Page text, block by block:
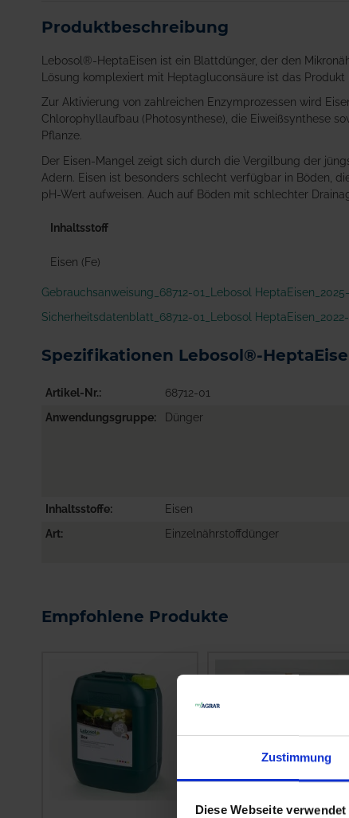
Zustimmung
Diese Webseite
springen
Produktbeschreibung
Lebosol®-HeptaEisen ist ein Blattdünger, der den
Lösung komplexiert mit Heptagluconsäure ist das Produkt
Zur Aktivierung von zahlreichen Enzymprozessen wird
Chlorophyllaufbau (Photosynthese), die Eiweißsynthese
Pflanze.
Der Eisen-Mangel zeigt sich durch die Vergilbung der
Adern. Eisen ist besonders schlecht verfügbar in Böden,
pH-Wert aufweisen. Auch auf Böden mit schlechter
Inhaltsstoff
Eisen (Fe)
Gebrauchsanweisung_68712-01_Lebosol
Sicherheitsdatenblatt_68712-01_Lebosol
Spezifikationen Lebosol®-
Artikel-Nr. 68712-01
Anwendungsgruppe
Dünger
Inhaltsstoffe
Eisen
Art
Einzelnährstoffdünger
Empfohlene Produkte